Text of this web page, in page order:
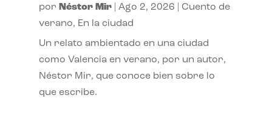
por Néstor Mir| Ago 2, 2026
Cuento de
verano, En la ciudad
Un relato ambientado en una ciudad
como Valencia en verano, por un autor,
Néstor Mir, que conoce bien sobre lo
que escribe.